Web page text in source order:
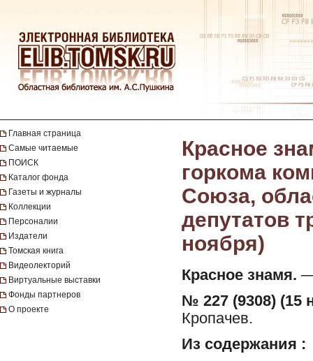
Главная страница
Самые читаемые
ПОИСК
Каталог фонда
Газеты и журналы
Коллекции
Персоналии
Издатели
Томская книга
Видеолекторий
Виртуальные выставки
Фонды партнеров
О проекте
Красное
горкома
Союза,
депутатов
ноября)
Красное знамя. —
№ 227 (9308) (15
Кропачев.
Из содержания :